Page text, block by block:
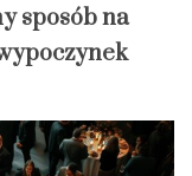
sposób na